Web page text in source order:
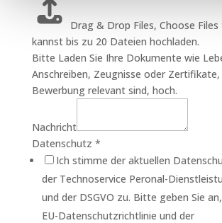
Drag & Drop Files, Choose
kannst bis zu 20 Dateien hochladen.
Bitte Laden Sie Ihre Dokumente wie
Anschreiben, Zeugnisse oder Zertifikate,
Bewerbung relevant sind, hoch.
Nachricht
Datenschutz *
Ich stimme der aktuellen
der Technoservice Peronal-
und der DSGVO zu. Bitte geben Sie
EU-Datenschutzrichtlinie und der